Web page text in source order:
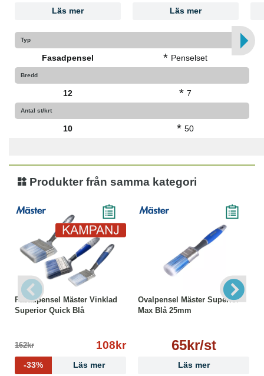
Läs mer Läs mer
Typ
Fasadpensel * Penselset
Bredd
12 * 7
Antal st/krt
10 * 50
Produkter från samma kategori
Fasadpensel Mäster Vinklad
Superior Quick Blå
162kr 108kr
-33% Läs mer
Ovalpensel Mäster Superior
Max Blå 25mm
65kr/st
Läs mer